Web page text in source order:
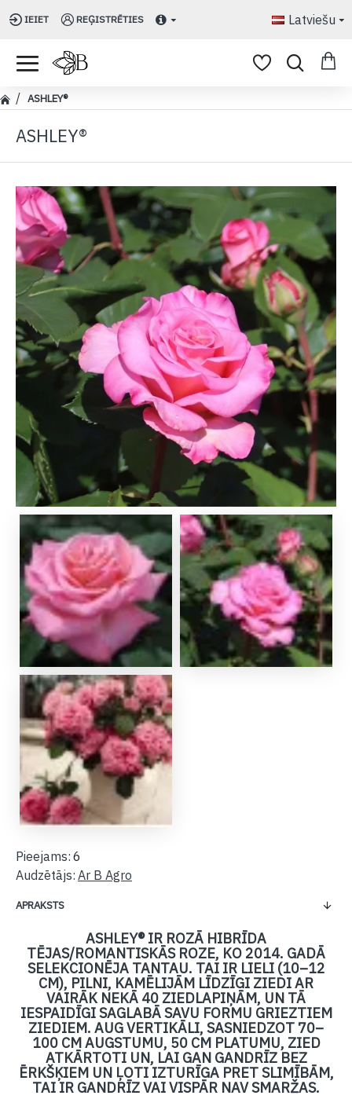
IEIET REĢISTRĒTIES Latviešu
ASHLEY®
ASHLEY®
APRAKSTS
ASHLEY® IR ROZĀ HIBRĪDA
TĒJAS/ROMANTISKĀS ROZE, KO 2014. GADĀ
SELEKCIONĒJA TANTAU. TAI IR LIELI (10–12
CM), PILNI, KAMĒLIJĀM LĪDZĪGI ZIEDI AR
VAIRĀK NEKĀ 40 ZIEDLAPIŅĀM, UN TĀ
IESPAIDĪGI SAGLABĀ SAVU FORMU GRIEZTIEM
ZIEDIEM. AUG VERTIKĀLI, SASNIEDZOT 70–
100 CM AUGSTUMU, 50 CM PLATUMU, ZIED
ATKĀRTOTI UN, LAI GAN GANDRĪZ BEZ
ĒRKŠĶIEM UN ĻOTI IZTURĪGA PRET SLIMĪBĀM,
TAI IR GANDRĪZ VAI VISPĀR NAV SMARŽAS.
Pieejams: 6
Audzētājs: Ar B Agro